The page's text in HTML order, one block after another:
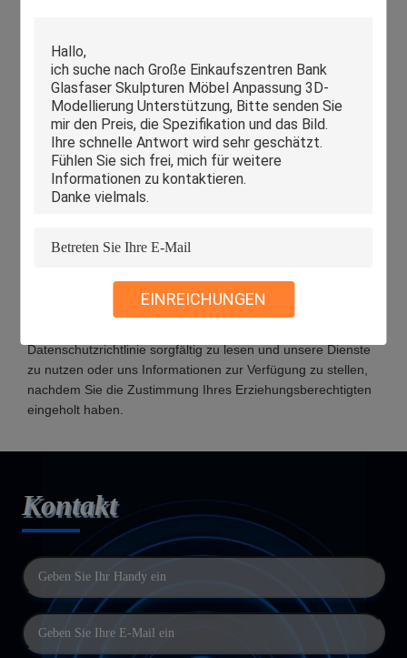
EINREICHUNGEN
oder -verlust zu schützen, einschließlich, aber nicht
beschränkt auf SSL, Verschlüsselungsspeicherung von
Informationen, Zugriffskontrolle im Rechenzentrum. Wir
verwalten auch streng Mitarbeiter oder Outsourcing-
Unternehmen, die möglicherweise mit Ihren Daten in
Berührung kommen, einschließlich, aber nicht beschränkt auf
die Unterzeichnung von Geheimhaltungsvereinbarungen mit
ihnen, die Durchführung unterschiedlicher Zugriffskontrollen
Minderjährigenschutz
Minderjährigen. Wenn Sie minderjährig sind, empfehlen wir
Datenschutzrichtlinie sorgfältig zu lesen und unsere Dienste
zu nutzen oder uns Informationen zur Verfügung zu stellen,
nachdem Sie die Zustimmung Ihres Erziehungsberechtigten
eingeholt haben.
Kontakt